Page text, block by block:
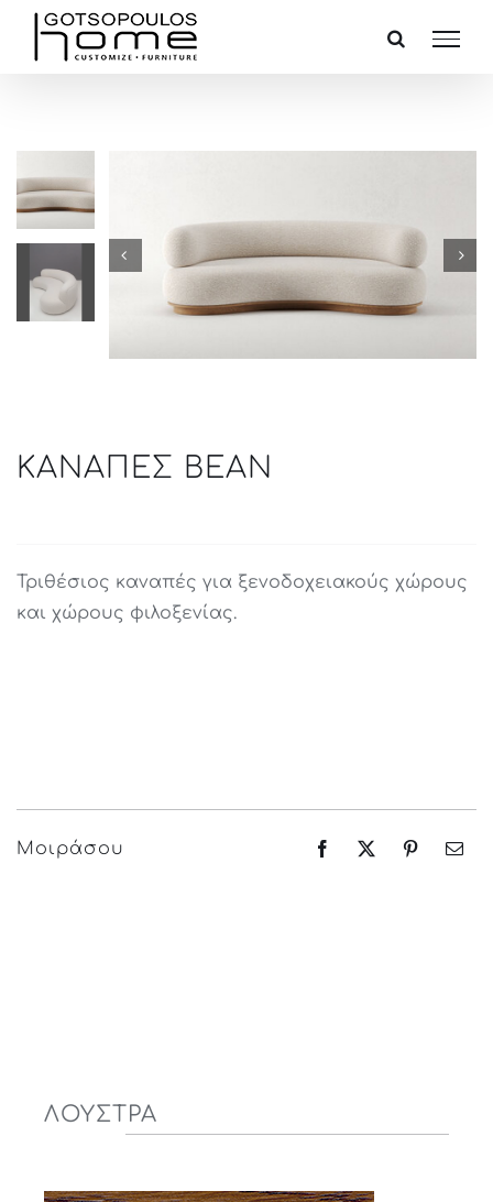
Skip
ΚΑΝΑΠΕΣ BEAN
Τριθέσιος καναπές για ξενοδοχειακούς χώρους
και χώρους φιλοξενίας.
Μοιράσου
ΛΟΥΣΤΡΑ